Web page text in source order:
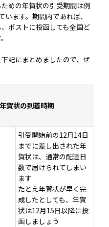
めの年賀状の引受期間は例
ます。期間内であれば、
ポストに投函しても全国ど
記にまとめましたので、ぜ
年賀状の到着時期
引受開始前の12月14日
までに差し出された年
賀状は、通常の配達日
数で届けられてしまい
ます
たとえ年賀状が早く完
成したとしても、年賀
状は12月15日以降に投
函しましょう